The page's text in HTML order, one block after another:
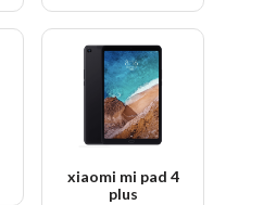
xiaomi mi pad 4
plus